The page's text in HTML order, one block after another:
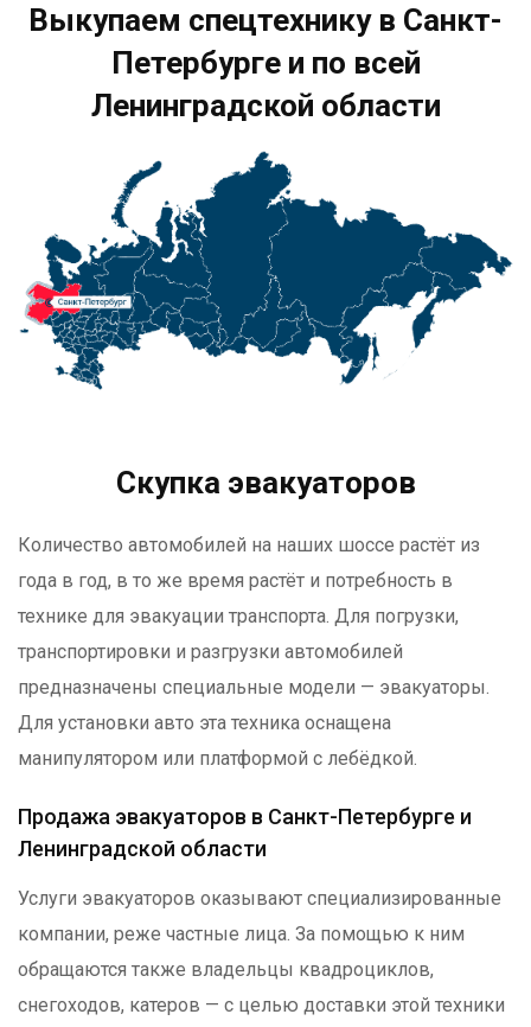
Выкупаем спецтехнику в Санкт-
Петербурге и по всей
Ленинградской области
Скупка эвакуаторов
Количество автомобилей на наших шоссе растёт из
года в год, в то же время растёт и потребность в
технике для эвакуации транспорта. Для погрузки,
транспортировки и разгрузки автомобилей
предназначены специальные модели — эвакуаторы.
Для установки авто эта техника оснащена
манипулятором или платформой с лебёдкой.
Продажа эвакуаторов в Санкт-Петербурге и
Ленинградской области
Услуги эвакуаторов оказывают специализированные
компании, реже частные лица. За помощью к ним
обращаются также владельцы квадроциклов,
снегоходов, катеров — с целью доставки этой техники